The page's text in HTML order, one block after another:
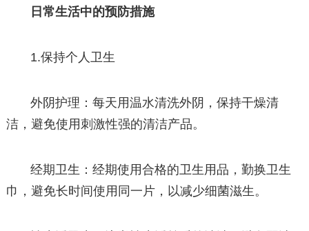
日常生活中的预防措施
1.保持个人卫生
外阴护理：每天用温水清洗外阴，保持干燥清
洁，避免使用刺激性强的清洁产品。
经期卫生：经期使用合格的卫生用品，勤换卫生
巾，避免长时间使用同一片，以减少细菌滋生。